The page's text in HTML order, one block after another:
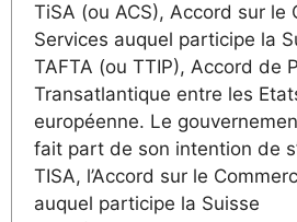
TiSA (ou ACS), Accord sur le
Services auquel participe la
TAFTA (ou TTIP), Accord de
Transatlantique entre les
européenne. Le
fait part de son intention de
TISA, l’Accord sur le
auquel participe la Suisse